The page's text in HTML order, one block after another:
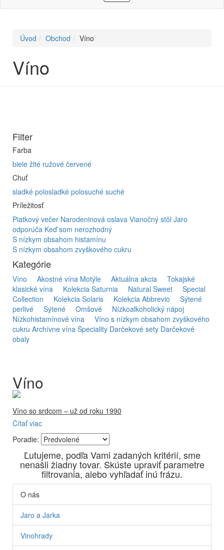
Úvod Obchod Víno
Víno
Filter
Farba
biele žlté ružové červené
Chuť
sladké polosladké polosuché suché
Príležitosť
Piatkový večer Narodeninová oslava Vianočný stôl Jaro
odporúča Keď som nerozhodný
S nízkym obsahom histamínu
S nízkym obsahom zvyškového cukru
Kategórie
Víno Akostné vína Motýle Aktuálna akcia
Tokajské
klasické vína
Kolekcia Saturnia Natural Sweet
Special
Collection
Kolekcia Solaris Kolekcia Abbrevio
Sýtené
perlivé
Sýtené Omšové
Nízkoalkoholický nápoj
Nízkohistamínové vína
Víno s nízkym obsahom zvyškového
cukru Archívne vína Špeciality Darčekové sety Darčekové
obaly
Víno
Víno so srdcom – už od roku 1990
Firma Ostrožovič je najstaršou privátnou firmou na
slovenskom Tokaji.
Vyrábame kvalitné odrodové a výberové vína. Ako prví sme
priniesli na slovenský trh sólo spracované vína z tokajských
odrôd Furmint, Lipovina a Muškát žltý reduktívnou
technológiou. Hrozno spracúvame najmodernejšími
technológiami, vrátane riadenej fermentácie.
Čítať viac
Poradie:
Ľutujeme, podľa Vami zadaných kritérií, sme
nenašli žiadny tovar. Skúste upraviť parametre
filtrovania, alebo vyhľadať inú frázu.
O nás
Jaro a Jarka
Vinohrady